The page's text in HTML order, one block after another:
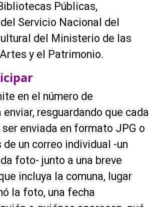
Públicas,
Servicio Nacional del
del Ministerio de las
y el Patrimonio.
en el número de
resguardando que cada
enviada en formato JPG o
de un correo individual -un
foto- junto a una breve
incluya la comuna, lugar
la foto, una fecha